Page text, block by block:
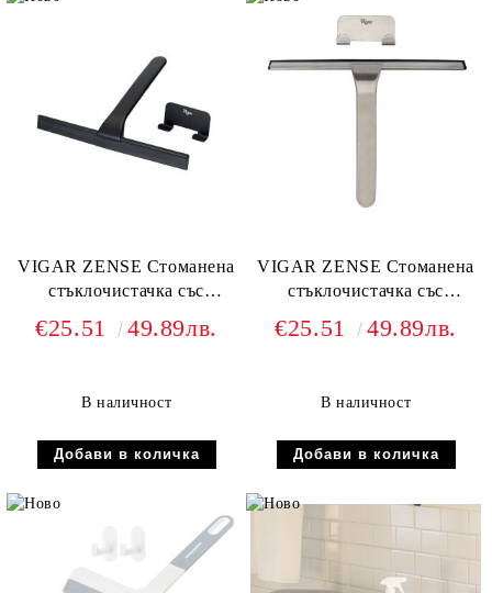
VIGAR ZENSE Стоманена
стъклочистачка със
€25.51 49.89лв.
В наличност
VIGAR ZENSE Стоманена
стъклочистачка със
€25.51 49.89лв.
В наличност